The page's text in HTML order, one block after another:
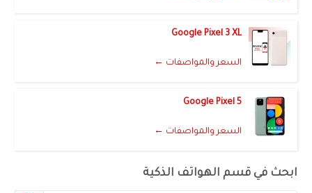
Google Pixel 3 XL
السعر والمواصفات ←
Google Pixel 5
السعر والمواصفات ←
ابحث في قسم الهواتف الذكية